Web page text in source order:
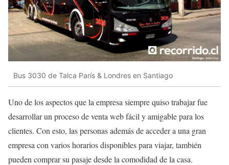
Bus 3030 de Talca París & Londres en Santiago
Uno de los aspectos que la empresa siempre quiso trabajar fue
desarrollar un proceso de venta web fácil y amigable para los
clientes. Con esto, las personas además de acceder a una gran
empresa con varios horarios disponibles para viajar, también
pueden comprar su pasaje desde la comodidad de la casa.